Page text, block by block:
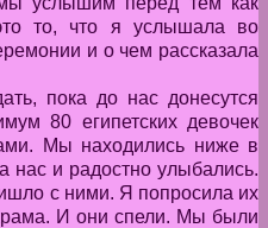
то, что я услышала во
и о чем рассказала
пока до нас донесутся
80 египетских девочек
Мы находились ниже в
нас и радостно улыбались.
с ними. Я попросила их
И они спели. Мы были